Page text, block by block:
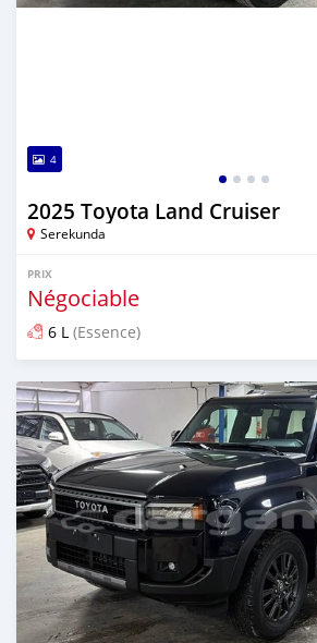
4
2025 Toyota Land Cruiser
Serekunda
PRIX
Négociable
6 L (Essence)
Publié il y a 10 jours